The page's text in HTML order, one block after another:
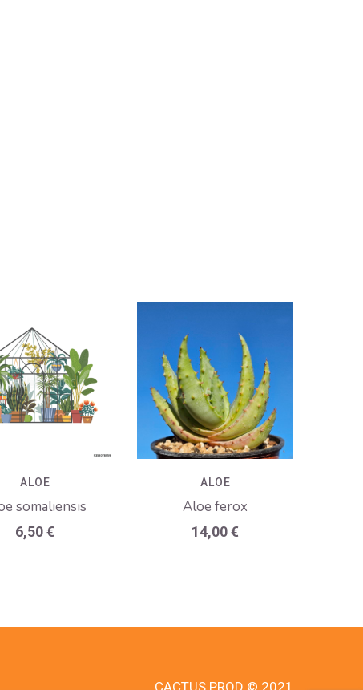
ALOE
somaliensis
6,50€
ALOE
Aloe ferox
14,00€
CACTUS PROD © 2021